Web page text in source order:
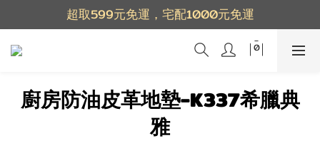
超取599元免運，宅配1000元免運
廚房防油皮革地墊-K337希臘典
雅